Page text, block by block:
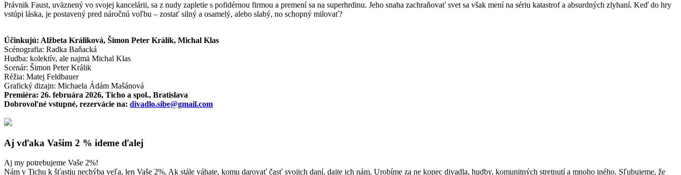
Právnik Faust, uväznený vo svojej kancelárii, sa z nudy zapletie s pofidérnou firmou a premení sa na superhrdinu. Jeho snaha zachraňovať svet sa však mení na sériu katastrof a absurdných zlyhaní. Keď do hry
vstúpi láska, je postavený pred náročnú voľbu – zostať silný a osamelý, alebo slabý, no schopný milovať?
Účinkujú: Alžbeta Králiková, Šimon Peter Králik, Michal Klas
Scénografia: Radka Baňacká
Hudba: kolektív, ale najmä Michal Klas
Scenár: Šimon Peter Králik
Réžia: Matej Feldbauer
Grafický dizajn: Michaela Ádám Mašánová
Premiéra: 26. februára 2026, Ticho a spol., Bratislava
Dobrovoľné vstupné, rezervácie na: divadlo.sibe@gmail.com
Aj vďaka Vašim 2 % ideme ďalej
Aj my potrebujeme Vaše 2%!
Nám v Tichu k šťastiu nechýba veľa, len Vaše 2%. Ak stále váhate, komu darovať časť svojich daní, dajte ich nám. Urobíme za ne kopec divadla, hudby, komunitných stretnutí a mnoho iného. Sľubujeme, že